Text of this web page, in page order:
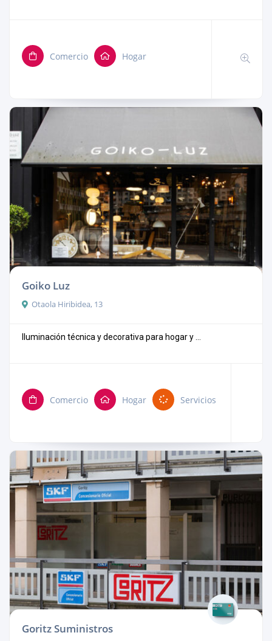
Comercio Hogar
Goiko Luz
Otaola Hiribidea, 13
Iluminación técnica y decorativa para hogar y ...
Comercio Hogar Servicios
Goritz Suministros